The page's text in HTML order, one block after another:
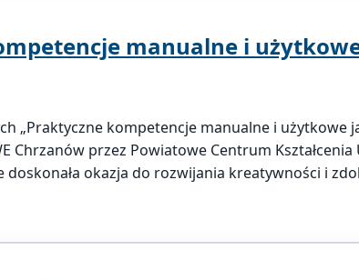
manualne i
„Praktyczne kompetencje manualne i
Chrzanów przez Powiatowe Centrum
doskonała okazja do rozwijania kreatywności i